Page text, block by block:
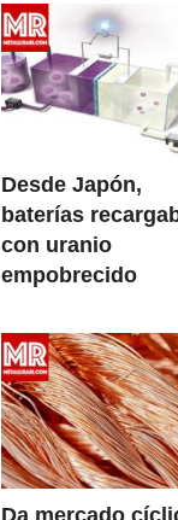
Desde Japón,
baterías
con uranio
empobrecido
Da mercado